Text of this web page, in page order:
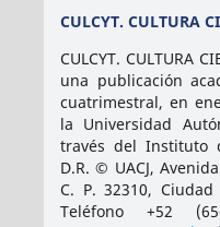
CULCYT. CULTURA
CULCYT. CULTURA
una publicación
cuatrimestral, en
la Universidad
través del Instituto
D.R. © UACJ,
C. P. 32310,
Teléfono +52